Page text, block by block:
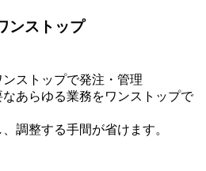
ンストップ
あらゆる業務をワンストップで
調整する手間が省けます。